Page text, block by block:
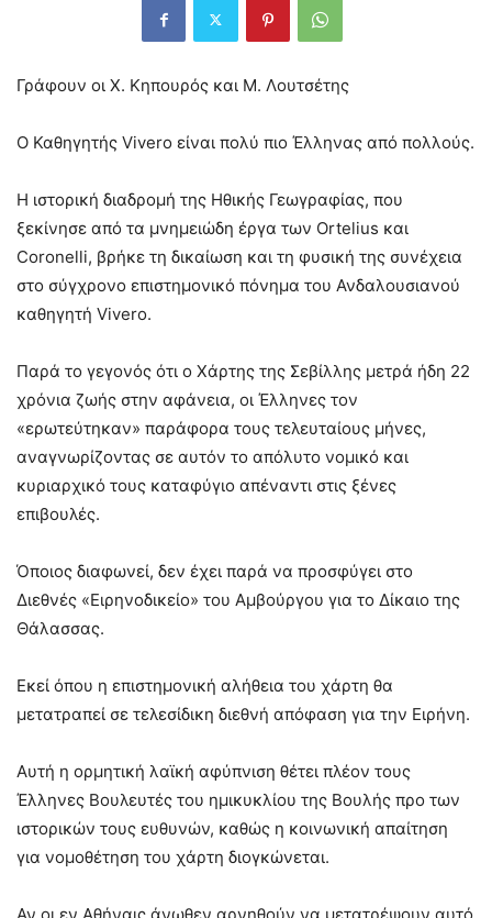
Γράφουν οι Χ. Κηπουρός και Μ. Λουτσέτης
Ο Καθηγητής Vivero είναι πολύ πιο Έλληνας από πολλούς.
Η ιστορική διαδρομή της Ηθικής Γεωγραφίας, που
ξεκίνησε από τα μνημειώδη έργα των Ortelius και
Coronelli, βρήκε τη δικαίωση και τη φυσική της συνέχεια
στο σύγχρονο επιστημονικό πόνημα του Ανδαλουσιανού
καθηγητή Vivero.
Παρά το γεγονός ότι ο Χάρτης της Σεβίλλης μετρά ήδη 22
χρόνια ζωής στην αφάνεια, οι Έλληνες τον
«ερωτεύτηκαν» παράφορα τους τελευταίους μήνες,
αναγνωρίζοντας σε αυτόν το απόλυτο νομικό και
κυριαρχικό τους καταφύγιο απέναντι στις ξένες
επιβουλές.
Όποιος διαφωνεί, δεν έχει παρά να προσφύγει στο
Διεθνές «Ειρηνοδικείο» του Αμβούργου για το Δίκαιο της
Θάλασσας.
Εκεί όπου η επιστημονική αλήθεια του χάρτη θα
μετατραπεί σε τελεσίδικη διεθνή απόφαση για την Ειρήνη.
Αυτή η ορμητική λαϊκή αφύπνιση θέτει πλέον τους
Έλληνες Βουλευτές του ημικυκλίου της Βουλής προ των
ιστορικών τους ευθυνών, καθώς η κοινωνική απαίτηση
για νομοθέτηση του χάρτη διογκώνεται.
Αν οι εν Αθήναις άνωθεν αρνηθούν να μετατρέψουν αυτό